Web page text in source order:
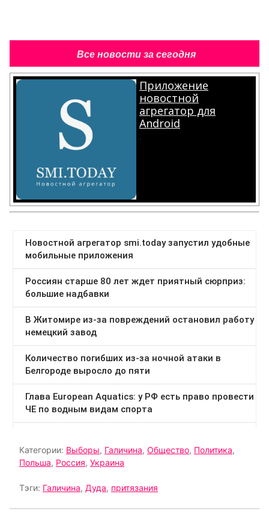
Все новости за сегодня
Приложение
новостной
агрегатор для
Android
.
Категории: Выборы, Галичина, Общество, Политика,
Польша, Россия, Украина
Тэги: Галичина, Дуда, притязания